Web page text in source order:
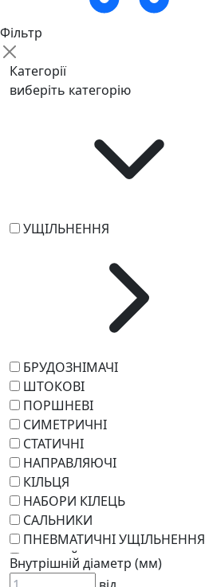
Фільтр
Категорії
виберіть категорію
УЩІЛЬНЕННЯ
БРУДОЗНІМАЧІ
ШТОКОВІ
ПОРШНЕВІ
СИМЕТРИЧНІ
СТАТИЧНІ
НАПРАВЛЯЮЧІ
КІЛЬЦЯ
НАБОРИ КІЛЕЦЬ
САЛЬНИКИ
ПНЕВМАТИЧНІ УЩІЛЬНЕННЯ
РОТАЦІЙНІ
РЕМКОМПЛЕКТИ
Внутрішній діаметр (мм)